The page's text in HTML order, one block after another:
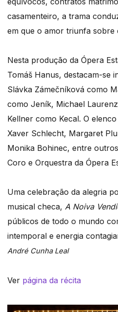
casamenteiro, a trama
em que o amor triunfa sobre
Nesta produção da Ópera
Tomáš Hanus, destacam-se
Slávka Zámečníková como
como Jeník, Michael
Kellner como Kecal. O
Xaver Schlecht, Margaret
Monika Bohinec, entre
Coro e Orquestra da Ópera
Uma celebração da alegria
musical checa, A Noiva
públicos de todo o mundo
intemporal e energia
André Cunha Leal
Ver página da récita